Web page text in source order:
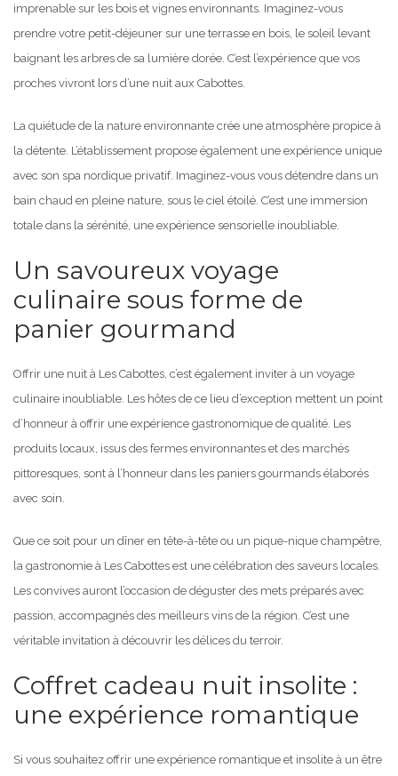
imprenable sur les bois et vignes environnants. Imaginez-vous
prendre votre petit-déjeuner sur une terrasse en bois, le soleil levant
baignant les arbres de sa lumière dorée. C’est l’expérience que vos
proches vivront lors d’une nuit aux Cabottes.
La quiétude de la nature environnante crée une atmosphère propice à
la détente. L’établissement propose également une expérience unique
avec son spa nordique privatif. Imaginez-vous vous détendre dans un
bain chaud en pleine nature, sous le ciel étoilé. C’est une immersion
totale dans la sérénité, une expérience sensorielle inoubliable.
Un savoureux voyage
culinaire sous forme de
panier gourmand
Offrir une nuit à Les Cabottes, c’est également inviter à un voyage
culinaire inoubliable. Les hôtes de ce lieu d’exception mettent un point
d’honneur à offrir une expérience gastronomique de qualité. Les
produits locaux, issus des fermes environnantes et des marchés
pittoresques, sont à l’honneur dans les paniers gourmands élaborés
avec soin.
Que ce soit pour un dîner en tête-à-tête ou un pique-nique champêtre,
la gastronomie à Les Cabottes est une célébration des saveurs locales.
Les convives auront l’occasion de déguster des mets préparés avec
passion, accompagnés des meilleurs vins de la région. C’est une
véritable invitation à découvrir les délices du terroir.
Coffret cadeau nuit insolite :
une expérience romantique
Si vous souhaitez offrir une expérience romantique et insolite à un être